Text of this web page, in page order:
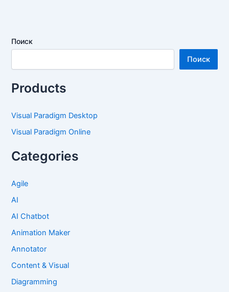
Поиск
Поиск
Products
Visual Paradigm Desktop
Visual Paradigm Online
Categories
Agile
AI
AI Chatbot
Animation Maker
Annotator
Content & Visual
Diagramming